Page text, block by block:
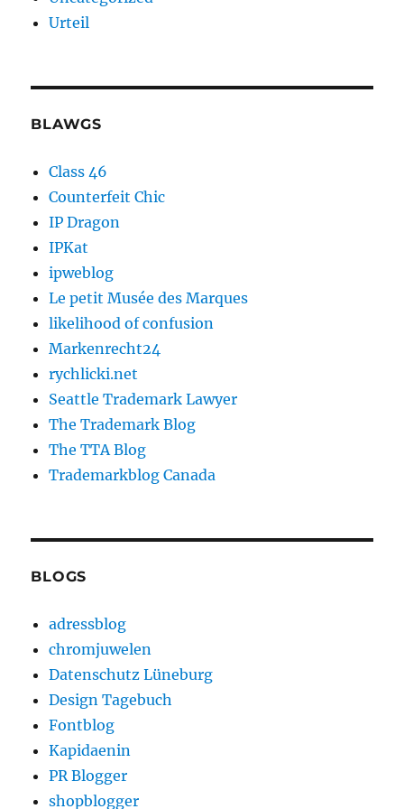
Urteil
BLAWGS
Class 46
Counterfeit Chic
IP Dragon
IPKat
ipweblog
Le petit Musée des Marques
likelihood of confusion
Markenrecht24
rychlicki.net
Seattle Trademark Lawyer
The Trademark Blog
The TTA Blog
Trademarkblog Canada
BLOGS
adressblog
chromjuwelen
Datenschutz Lüneburg
Design Tagebuch
Fontblog
Kapidaenin
PR Blogger
shopblogger